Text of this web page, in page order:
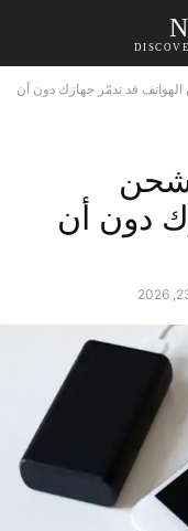
قد تدمّر جهازك دون أن
شحن
دون أن